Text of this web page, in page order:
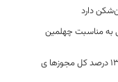
دارد
به مناسبت چهلمین
تخصیص ۷۴ ردیف مجوز استخدام پیمانی معادل ۱۳.۵ درصد کل مجوزها ی